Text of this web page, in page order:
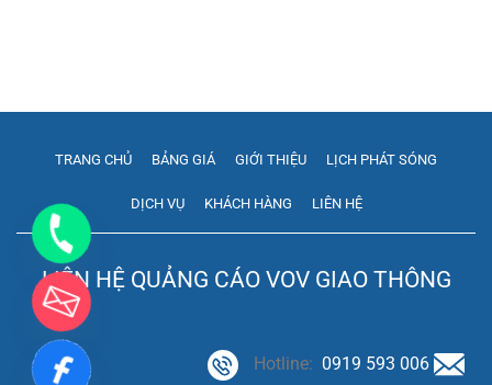
TRANG CHỦ BẢNG GIÁ GIỚI THIỆU LỊCH PHÁT SÓNG
DỊCH VỤ KHÁCH HÀNG LIÊN HỆ
LIÊN HỆ QUẢNG CÁO VOV GIAO THÔNG
Hotline: 0919 593 006